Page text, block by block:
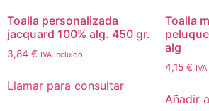
Toalla personalizada
jacquard 100% alg. 450 gr.
3,84 € IVA incluído
Llamar para consultar
Toalla
alg
4,15 €
Añadir